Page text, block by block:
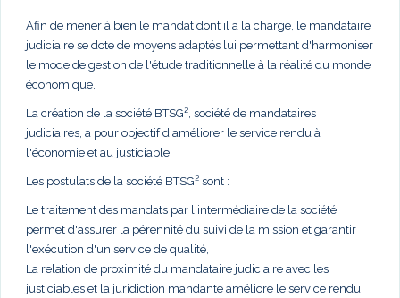
Afin de mener à bien le mandat dont il a la charge, le mandataire
judiciaire se dote de moyens adaptés lui permettant d'harmoniser
le mode de gestion de l'étude traditionnelle à la réalité du monde
économique.
La création de la société BTSG², société de mandataires
judiciaires, a pour objectif d'améliorer le service rendu à
l'économie et au justiciable.
Les postulats de la société BTSG² sont :
Le traitement des mandats par l'intermédiaire de la société
permet d'assurer la pérennité du suivi de la mission et garantir
l'exécution d'un service de qualité,
La relation de proximité du mandataire judiciaire avec les
justiciables et la juridiction mandante améliore le service rendu.